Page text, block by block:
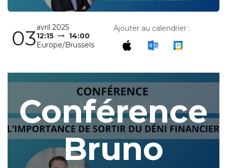
03avril 2025
12:15
14:00
Europe/Brussels
Ajouter au calendrier :
Conférence
Bruno